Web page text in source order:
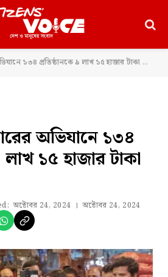
১৩৪ প্রতিষ্ঠানকে ৯ লাখ ১৫ হাজার টাকা জরিমানা
অভিযানে ১৩৪
লাখ ১৫ হাজার টাকা
অক্টোবর 24, 2024 অক্টোবর 24, 2024